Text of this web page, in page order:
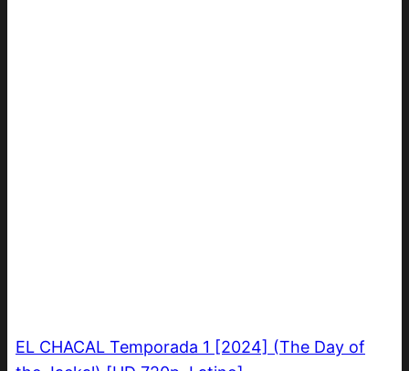
EL CHACAL Temporada 1 [2024] (The Day of